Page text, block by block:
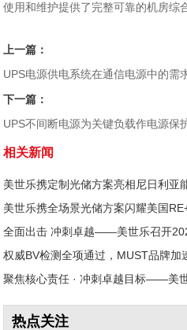
使用和维护提供了完整可靠的机房综
上一篇：
UPS电源供电系统在通信电源中的需
下一篇：
UPS不间断电源为关键负载作电源保
相关新闻
权威BV检测全项通过，MUST品牌加
热点关注